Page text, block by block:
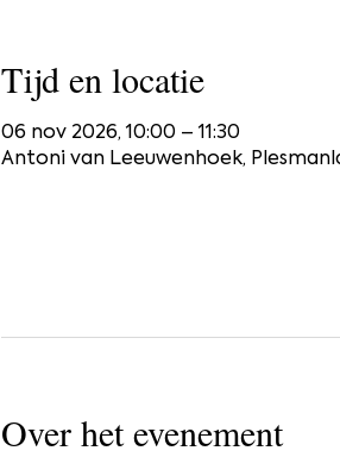
Tijd en locatie
06 nov 2026, 10:00 – 11:30
Antoni van Leeuwenhoek,
Over het evenement